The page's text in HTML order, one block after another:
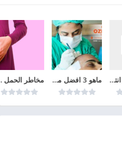
هل يؤثر عدم انتظام الدورة الشهرية على الحمل ماهو 3 افضل مراكز زراعة الشعر في تركيا عام 2026 مخاطر